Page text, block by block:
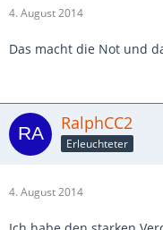
4. August 2014
Das macht die Not und
RalphCC2
Erleuchteter
4. August 2014